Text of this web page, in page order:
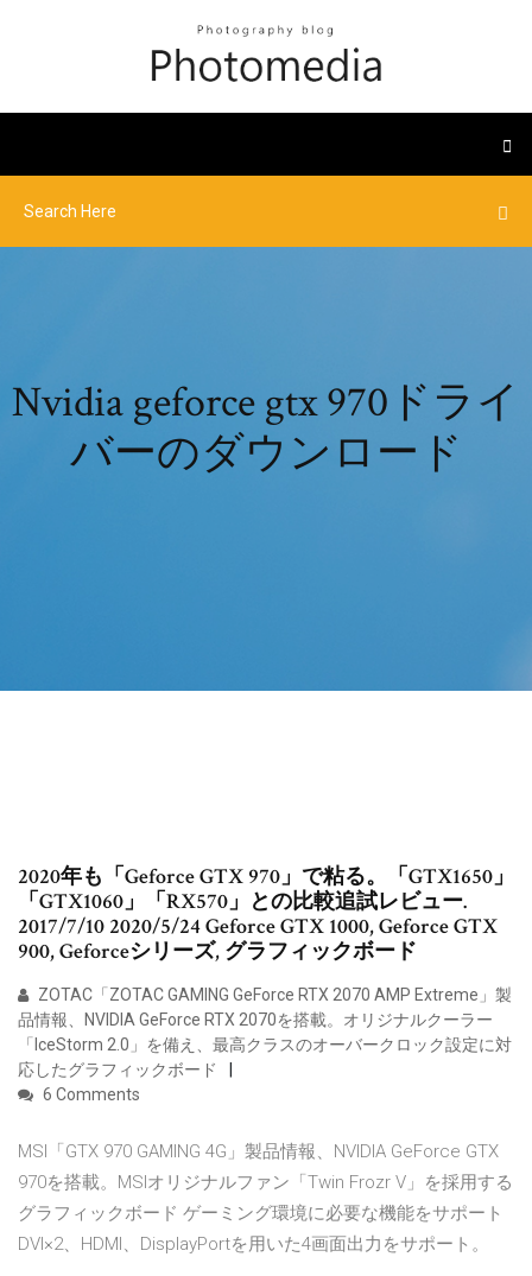
Nvidia geforce gtx 970ドライ
バーのダウンロード
2020年も「Geforce GTX 970」で粘る。「GTX1650」
「GTX1060」「RX570」との比較追試レビュー.
2017/7/10 2020/5/24 Geforce GTX 1000, Geforce GTX
900, Geforceシリーズ, グラフィックボード
ZOTAC「ZOTAC GAMING GeForce RTX 2070 AMP Extreme」製
品情報、NVIDIA GeForce RTX 2070を搭載。オリジナルクーラー
「IceStorm 2.0」を備え、最高クラスのオーバークロック設定に対
応したグラフィックボード
6 Comments
MSI「GTX 970 GAMING 4G」製品情報、NVIDIA GeForce GTX
970を搭載。MSIオリジナルファン「Twin Frozr V」を採用する
グラフィックボード ゲーミング環境に必要な機能をサポート
DVI×2、HDMI、DisplayPortを用いた4画面出力をサポート。